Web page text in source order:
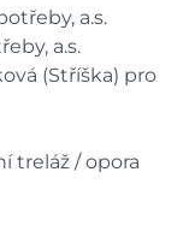
a.s.
a.s.
(Stříška) pro
treláž / opora